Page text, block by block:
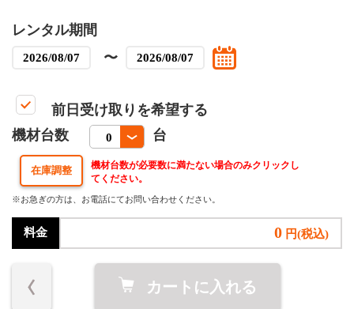
レンタル期間
〜
前日受け取りを希望する
機材台数
台
機材台数が必要数に満たない場合のみクリックし
てください。
※お急ぎの方は、お電話にてお問い合わせください。
料金 0 円(税込)
カートに入れる